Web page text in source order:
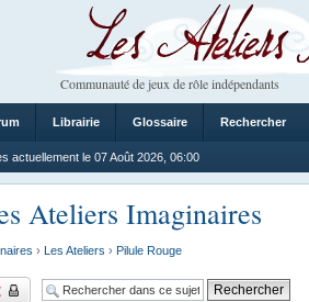
Les Ateliers
Communauté de jeux de rôle indépendants
Librairie Glossaire Rechercher
actuellement le 07 Août 2026, 06:00
Ateliers Imaginaires
› Les Ateliers › Pilule Rouge